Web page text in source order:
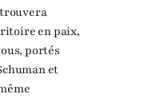
en paix,
portés
et